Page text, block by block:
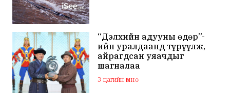
“Дэлхийн адууны өдөр”-
ийн уралдаанд түрүүлж,
айрагдсан уяачдыг
шагналаа
3 цагийн өмнө